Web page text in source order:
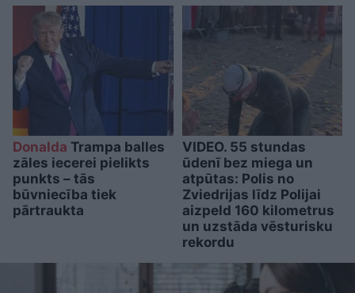
Donalda Trampa balles
zāles iecerei pielikts
punkts – tās
būvniecība tiek
pārtraukta
VIDEO. 55 stundas
ūdenī bez miega un
atpūtas: Polis no
Zviedrijas līdz Polijai
aizpeld 160 kilometrus
un uzstāda vēsturisku
rekordu